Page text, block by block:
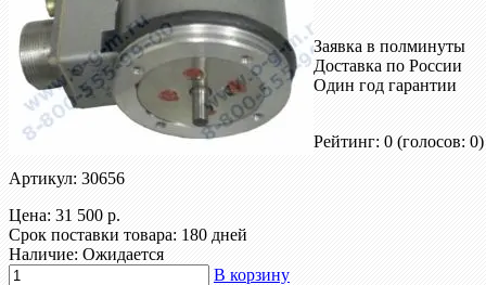
Заявка в полминуты
Доставка по России
Один год гарантии
Рейтинг: 0 (голосов: 0)
Артикул: 30656
Цена: 31 500 р.
Срок поставки товара: 180 дней
Наличие: Ожидается
В корзину